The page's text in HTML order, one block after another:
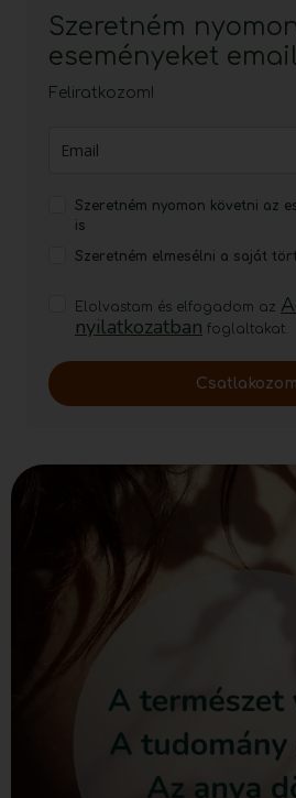
Szeretném
eseményeket
Feliratkozom!
Szeretném nyomon követni az
is
Szeretném elmesélni a saját
Elolvastam és elfogadom az
nyilatkozatban foglaltakat.
Csatlakozom